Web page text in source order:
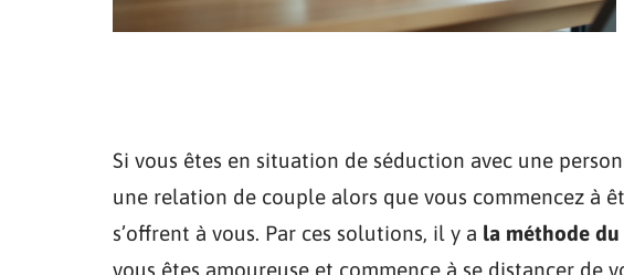
Si vous êtes en situation de séduction avec une
une relation de couple alors que vous commencez à
s’offrent à vous. Par ces solutions, il y a la méthode
vous êtes amoureuse et commence à se distancer de